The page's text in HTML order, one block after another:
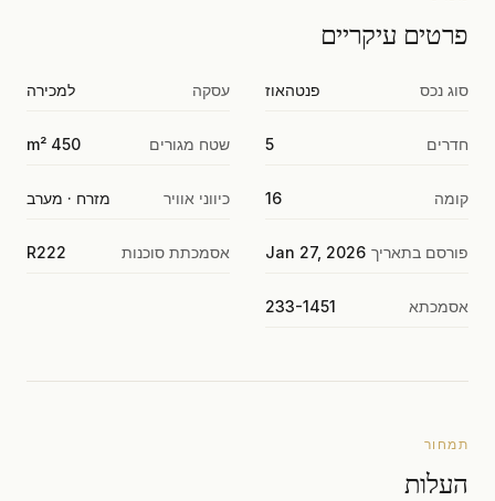
פרטים עיקריים
סוג נכס פנטהאוז עסקה למכירה
חדרים 5 שטח מגורים 450 m²
קומה 16 כיווני אוויר מזרח · מערב
פורסם בתאריך Jan 27, 2026 אסמכתת סוכנות R222
אסמכתא 233-1451
תמחור
העלות